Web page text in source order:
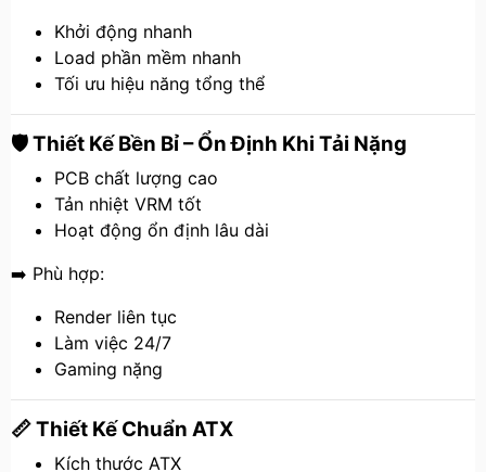
Khởi động nhanh
Load phần mềm nhanh
Tối ưu hiệu năng tổng thể
🛡️ Thiết Kế Bền Bỉ – Ổn Định Khi Tải Nặng
PCB chất lượng cao
Tản nhiệt VRM tốt
Hoạt động ổn định lâu dài
➡️ Phù hợp:
Render liên tục
Làm việc 24/7
Gaming nặng
📏 Thiết Kế Chuẩn ATX
Kích thước ATX